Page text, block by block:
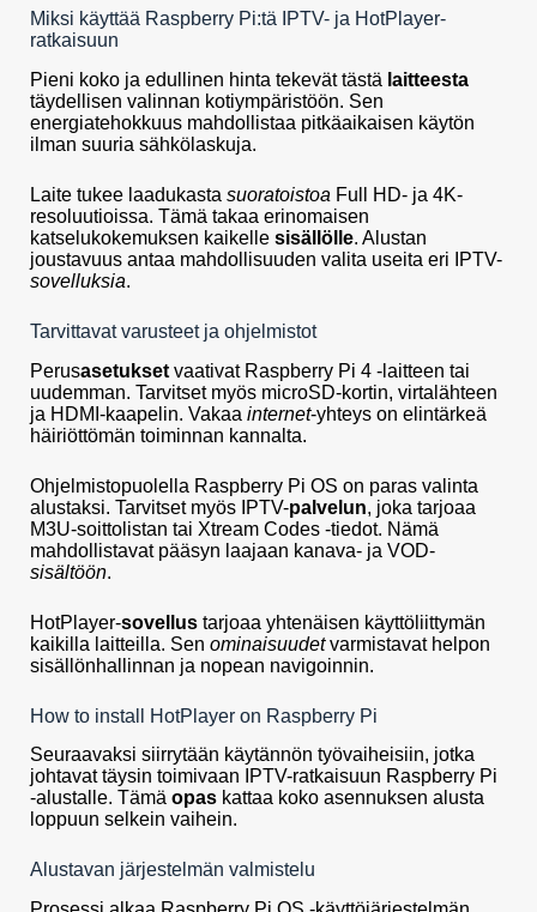
Miksi käyttää Raspberry Pi:tä IPTV- ja HotPlayer-
ratkaisuun
Pieni koko ja edullinen hinta tekevät tästä laitteesta
täydellisen valinnan kotiympäristöön. Sen
energiatehokkuus mahdollistaa pitkäaikaisen käytön
ilman suuria sähkölaskuja.
Laite tukee laadukasta suoratoistoa Full HD- ja 4K-
resoluutioissa. Tämä takaa erinomaisen
katselukokemuksen kaikelle sisällölle. Alustan
joustavuus antaa mahdollisuuden valita useita eri IPTV-
sovelluksia.
Tarvittavat varusteet ja ohjelmistot
Perusasetukset vaativat Raspberry Pi 4 -laitteen tai
uudemman. Tarvitset myös microSD-kortin, virtalähteen
ja HDMI-kaapelin. Vakaa internet-yhteys on elintärkeä
häiriöttömän toiminnan kannalta.
Ohjelmistopuolella Raspberry Pi OS on paras valinta
alustaksi. Tarvitset myös IPTV-palvelun, joka tarjoaa
M3U-soittolistan tai Xtream Codes -tiedot. Nämä
mahdollistavat pääsyn laajaan kanava- ja VOD-
sisältöön.
HotPlayer-sovellus tarjoaa yhtenäisen käyttöliittymän
kaikilla laitteilla. Sen ominaisuudetvarmistavat helpon
sisällönhallinnan ja nopean navigoinnin.
How to install HotPlayer on Raspberry Pi
Seuraavaksi siirrytään käytännön työvaiheisiin, jotka
johtavat täysin toimivaan IPTV-ratkaisuun Raspberry Pi
-alustalle. Tämä opas kattaa koko asennuksen alusta
loppuun selkein vaihein.
Alustavan järjestelmän valmistelu